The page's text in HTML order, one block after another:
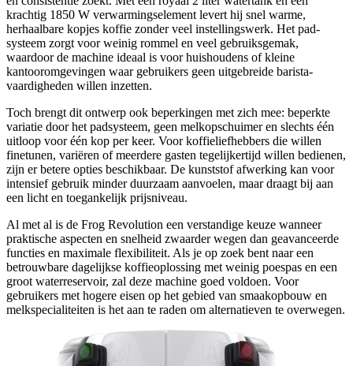
krachtig 1850 W verwarmingselement levert hij snel warme,
herhaalbare kopjes koffie zonder veel instellingswerk. Het pad­
systeem zorgt voor weinig rommel en veel gebruiksgemak,
waardoor de machine ideaal is voor huishoudens of kleine
kantooromgevingen waar gebruikers geen uitgebreide barista­
vaardigheden willen inzetten.
Toch brengt dit ontwerp ook beperkingen met zich mee: beperkte
variatie door het pad­systeem, geen melkopschuimer en slechts één
uitloop voor één kop per keer. Voor koffieliefhebbers die willen
finetunen, variëren of meerdere gasten tegelijkertijd willen bedienen,
zijn er betere opties beschikbaar. De kunststof afwerking kan voor
intensief gebruik minder duurzaam aanvoelen, maar draagt bij aan
een licht en toegankelijk prijsniveau.
Al met al is de Frog Revolution een verstandige keuze wanneer
praktische aspecten en snelheid zwaarder wegen dan geavanceerde
functies en maximale flexibiliteit. Als je op zoek bent naar een
betrouwbare dagelijkse koffieoplossing met weinig poespas en een
groot waterreservoir, zal deze machine goed voldoen. Voor
gebruikers met hogere eisen op het gebied van smaakopbouw en
melkspecialiteiten is het aan te raden om alternatieven te overwegen.